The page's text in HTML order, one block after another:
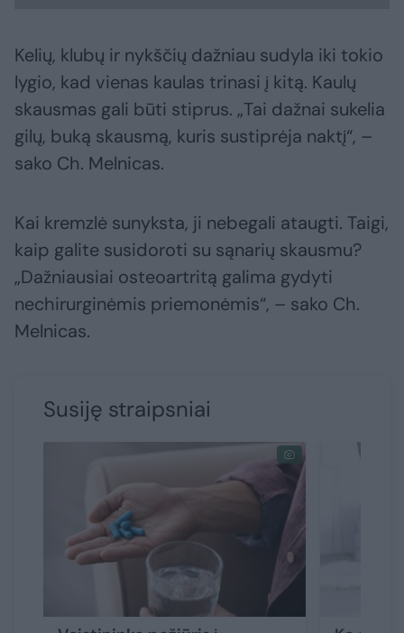
Kelių, klubų ir nykščių dažniau sudyla iki tokio
lygio, kad vienas kaulas trinasi į kitą. Kaulų
skausmas gali būti stiprus. „Tai dažnai sukelia
gilų, buką skausmą, kuris sustiprėja naktį“, –
sako Ch. Melnicas.
Kai kremzlė sunyksta, ji nebegali ataugti. Taigi,
kaip galite susidoroti su sąnarių skausmu?
„Dažniausiai osteoartritą galima gydyti
nechirurginėmis priemonėmis“, – sako Ch.
Melnicas.
Susiję straipsniai